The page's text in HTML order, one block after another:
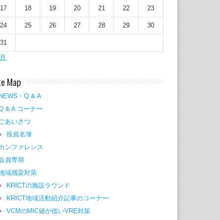
17 18 19 20 21 22 23
24 25 26 27 28 29 30
31
Map
NEWS・Q & A
& A コーナー
あいさつ
役員名簿
ンファレンス
員専用
域感染対策
KRICTの施設ラウンド
KRICT地域活動紹介記事のコーナー
VCMのMIC値が低いVRE対策